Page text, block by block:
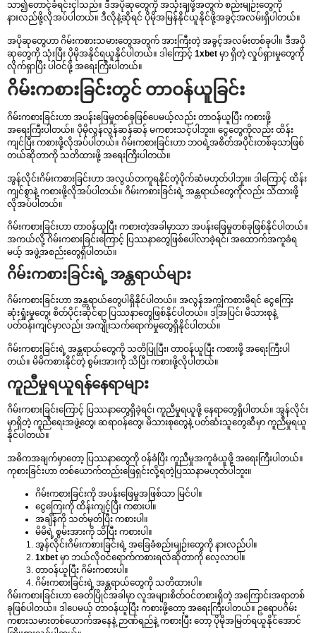
သာ၍တောင့်ခံရင်းငှါသည်။ ဒီအပိုဆုတွေကို အသုံးချဖို့အတွက် စည်းမျဉ်းတွေကို
နားလည်ဖို့လိုအပ်ပါတယ်။ ဒီလိုနဲ့ဆိုရင် ပိုမိုအမြန်နိုင်ယူနိုင်ဖို့အခွင့်အလမ်းရှိပါတယ်။
အပိုဆုတွေဟာ ဂိမ်းကစားသမားတွေအတွက် အားကြီးတဲ့ အခွင့်အလမ်းတစ်ခုပါ။ ဒီအပို
ဆုတွေကို သုံးပြီး ပိုမိုအနိုင်ရယူနိုင်ပါတယ်။ ဒါကြောင့် 1xbet မှာ ရှိတဲ့ လှုပ်ရှားမှုတွေကို
လိုက်ရှာပြီး ပါဝင်ဖို့ အရေးကြီးပါတယ်။
ဂိမ်းကစားခြင်းတွင် တာဝန်ယူခြင်း
ဂိမ်းကစားခြင်းဟာ အပန်းဖြေမှုတစ်ခုဖြစ်ပေမယ့်လည်း တာဝန်ယူပြီး ကစားဖို့
အရေးကြီးပါတယ်။ ပိုမိုလွန်လွန်ဆန်ဆန် မကစားသင့်ပါဘူး။ ငွေတွေကိုလည်း ထိန်း
ကျင်ပြီး ကစားဖို့လိုအပ်ပါတယ်။ ဂိမ်းကစားခြင်းဟာ ဘဝရဲ့အစိတ်အပိုင်းတစ်ခုသာဖြစ်
တယ်ဆိုတာကို သတိထားဖို့ အရေးကြီးပါတယ်။
အွန်လိုင်းဂိမ်းကစားခြင်းဟာ အလွယ်တကူရနိုင်တဲ့ပိုက်ဆံမဟုတ်ပါဘူး။ ဒါကြောင့် ထိန်း
ကျင်စွာနဲ့ ကစားဖို့လိုအပ်ပါတယ်။ ဂိမ်းကစားခြင်းရဲ့ အန္တရာယ်တွေကိုလည်း သိထားဖို့
လိုအပ်ပါတယ်။
ဂိမ်းကစားခြင်းဟာ တာဝန်ယူပြီး ကစားတဲ့အခါမှာသာ အပန်းဖြေမှုတစ်ခုဖြစ်နိုင်ပါတယ်။
အကယ်လို့ ဂိမ်းကစားခြင်းကြောင့် ပြဿနာတွေဖြစ်ပေါ်လာခဲ့ရင်၊ အထောက်အကူခံရ
မယ့် အဖွဲ့အစည်းတွေရှိပါတယ်။
ဂိမ်းကစားခြင်းရဲ့ အန္တရာယ်များ
ဂိမ်းကစားခြင်းဟာ အန္တရာယ်တွေပါရှိနိုင်ပါတယ်။ အလွန်အကျွံကစားမိရင် ငွေကြေး
ဆုံးရှုံးမှုတွေ၊ စိတ်ပိုင်းဆိုင်ရာ ပြဿနာတွေဖြစ်နိုင်ပါတယ်။ ဒါ့အပြင်၊ မိသားစုနဲ့
ပတ်ဝန်းကျင်မှာလည်း အကျိုးသက်ရောက်မှုတွေရှိနိုင်ပါတယ်။
ဂိမ်းကစားခြင်းရဲ့ အန္တရာယ်တွေကို သတိပြုပြီး၊ တာဝန်ယူပြီး ကစားဖို့ အရေးကြီးပါ
တယ်။ မိမိကစားနိုင်တဲ့ စွမ်းအားကို သိပြီး ကစားဖို့လိုပါတယ်။
ကူညီမှုရယူရန်နေရာများ
ဂိမ်းကစားခြင်းကြောင့် ပြဿနာတွေရှိခဲ့ရင်၊ ကူညီမှုရယူဖို့ နေရာတွေရှိပါတယ်။ အွန်လိုင်း
မှာရှိတဲ့ ကူညီရေးအဖွဲ့တွေ၊ ဆရာဝန်တွေ၊ မိသားစုတွေနဲ့ ပတ်ဆံးသူတွေဆီမှာ ကူညီမှုရယူ
နိုင်ပါတယ်။
အဓိကအချက်မှာတော့ ပြဿနာတွေကို ဝန်ခံပြီး ကူညီမှုအကူခံယူဖို့ အရေးကြီးပါတယ်။
ကုစားခြင်းဟာ တစ်ယောက်တည်းဖြေရှင်းလို့ရတဲ့ပြဿနာမဟုတ်ပါဘူး။
ဂိမ်းကစားခြင်းကို အပန်းဖြေမှုအဖြစ်သာ မြင်ပါ။
ငွေကြေးကို ထိန်းကျင့်ပြီး ကစားပါ။
အချိန်ကို သတ်မှတ်ပြီး ကစားပါ။
မိမိရဲ့ စွမ်းအားကို သိပြီး ကစားပါ။
အွန်လိုင်းဂိမ်းကစားခြင်းရဲ့ အခြေခံစည်းမျဉ်းတွေကို နားလည်ပါ။
1xbet မှာ ဘယ်လိုဝင်ရောက်ကစားရလဲဆိုတာကို လေ့လာပါ။
တာဝန်ယူပြီး ဂိမ်းကစားပါ။
ဂိမ်းကစားခြင်းရဲ့ အန္တရာယ်တွေကို သတိထားပါ။
ဂိမ်းကစားခြင်းဟာ ခေတ်ပြိုင်အခါမှာ လူအများစိတ်ဝင်တစားရှိတဲ့ အကြောင်းအရာတစ်
ခုဖြစ်ပါတယ်။ ဒါပေမယ့် တာဝန်ယူပြီး ကစားဖို့တော့ အရေးကြီးပါတယ်။ ဥရောပဂိမ်း
ကစားသမားတစ်ယောက်အနေနဲ့ ဉာဏ်ရည်နဲ့ ကစားပြီး တော့ ပိုမိုအမြတ်ရယူနိုင်အောင်